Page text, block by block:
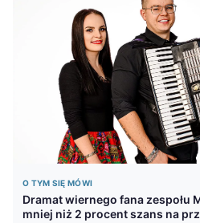
O TYM SIĘ MÓWI
Dramat wiernego fana zespołu
mniej niż 2 procent szans na